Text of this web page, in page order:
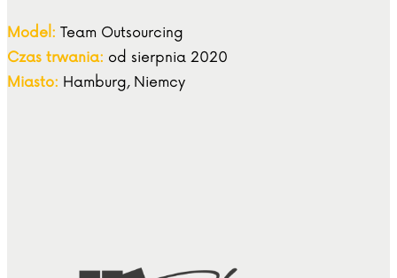
Model: Team Outsourcing
Czas trwania: od sierpnia 2020
Miasto: Hamburg, Niemcy